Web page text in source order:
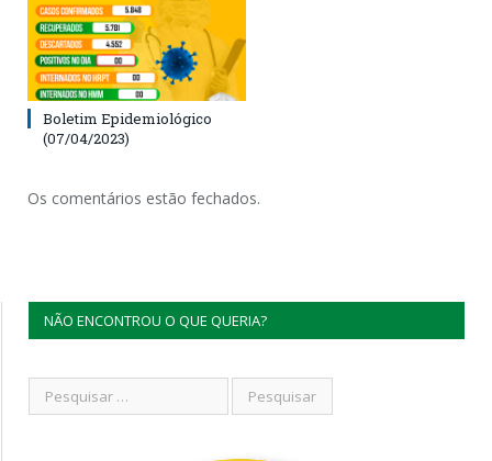
Boletim Epidemiológico
(07/04/2023)
Os comentários estão fechados.
NÃO ENCONTROU O QUE QUERIA?